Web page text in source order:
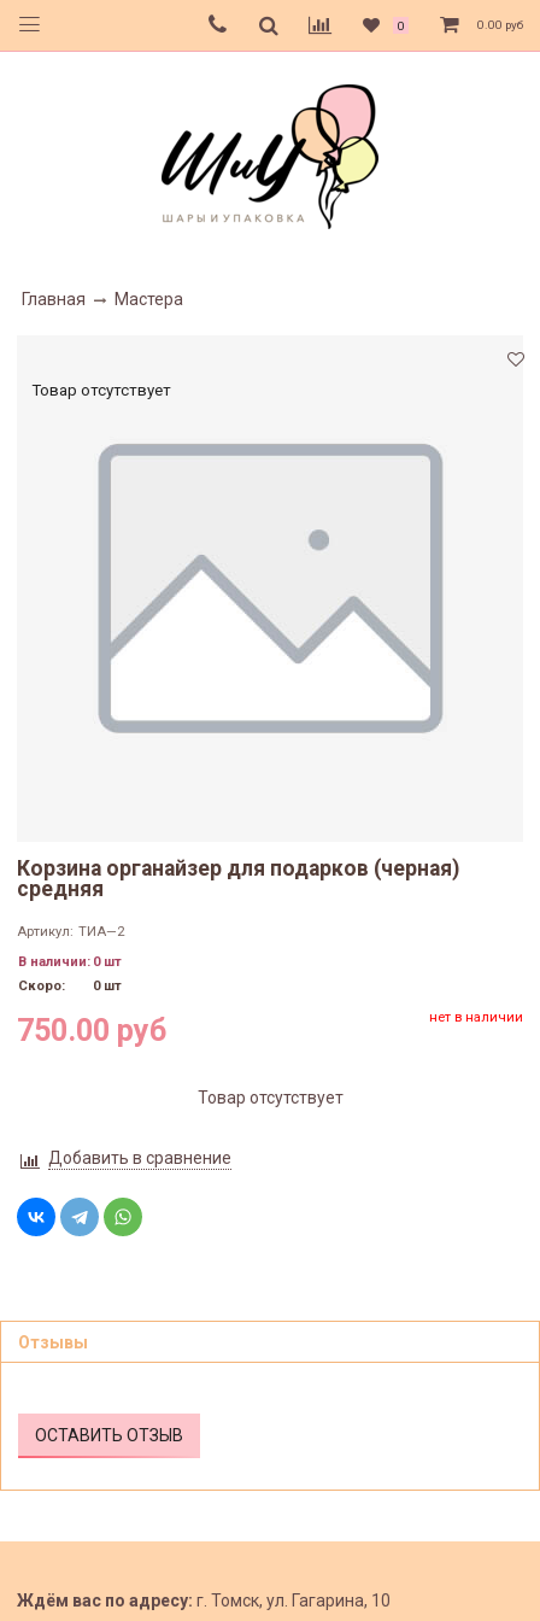
0 0.00 руб
Главная Мастера
Товар отсутствует
Корзина органайзер для подарков (черная)
средняя
Артикул: ТИА—2
В наличии: 0 шт
Скоро:
0 шт
750.00 руб нет в наличии
Товар отсутствует
Добавить в сравнение
Отзывы
ОСТАВИТЬ ОТЗЫВ
Ждём вас по адресу: г. Томск, ул. Гагарина, 10